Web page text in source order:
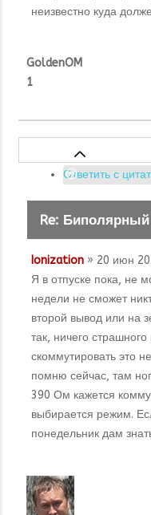
неизвестно куда
GoldenOM
1
Ответить с
Re:
Ionization » 20 июн
Я в отпуске пока, не
недели не сможет
второй вывод или на
так, ничего
скоммутировать это
помню сейчас, там
390 Ом кажется
выбирается режим.
понедельник дам